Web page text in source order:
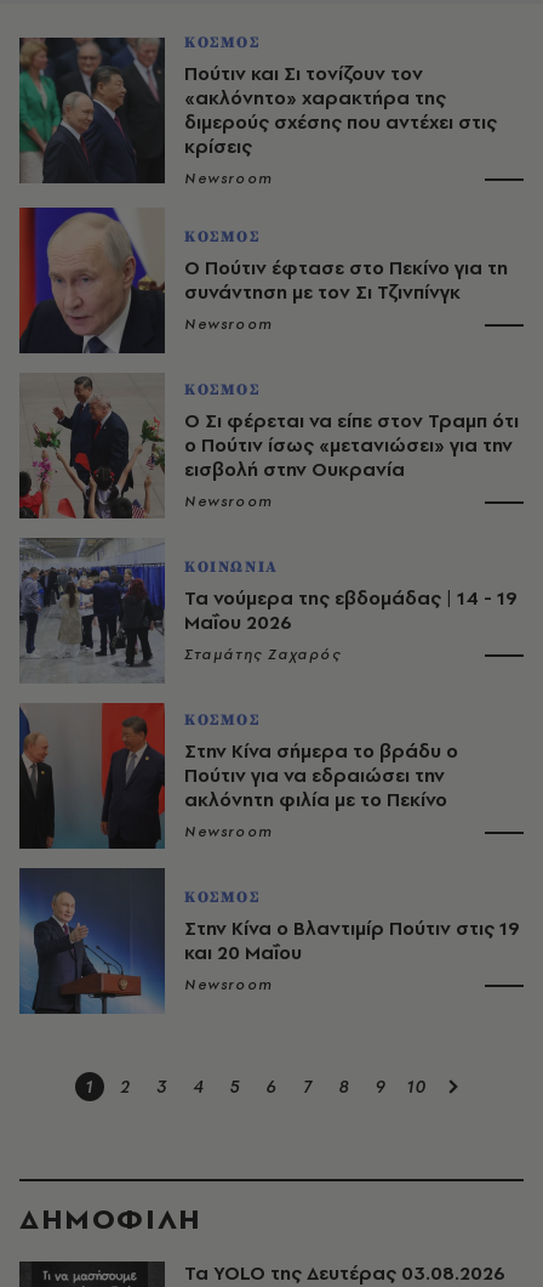
ΚΟΣΜΟΣ
Πούτιν και Σι τονίζουν τον
«ακλόνητο» χαρακτήρα της
διμερούς σχέσης που αντέχει στις
κρίσεις
Newsroom
ΚΟΣΜΟΣ
Ο Πούτιν έφτασε στο Πεκίνο για τη
συνάντηση με τον Σι Τζινπίνγκ
Newsroom
ΚΟΣΜΟΣ
Ο Σι φέρεται να είπε στον Τραμπ ότι
ο Πούτιν ίσως «μετανιώσει» για την
εισβολή στην Ουκρανία
Newsroom
ΚΟΙΝΩΝΙΑ
Τα νούμερα της εβδομάδας | 14 - 19
Μαΐου 2026
Σταμάτης Ζαχαρός
ΚΟΣΜΟΣ
Στην Κίνα σήμερα το βράδυ ο
Πούτιν για να εδραιώσει την
ακλόνητη φιλία με το Πεκίνο
Newsroom
ΚΟΣΜΟΣ
Στην Κίνα ο Βλαντιμίρ Πούτιν στις 19
και 20 Μαΐου
Newsroom
1 2 3 4 5 6 7 8 9 10
ΔΗΜΟΦΙΛΗ
Τα YOLO της Δευτέρας 03.08.2026